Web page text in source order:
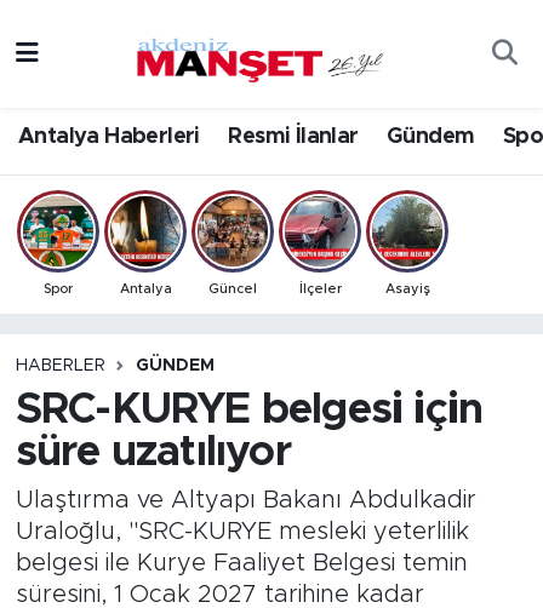
Antalya Haberleri Resmi İlanlar Gündem
Spor Antalya Güncel İlçeler Asayiş
HABERLER GÜNDEM
SRC-KURYE belgesi için
süre uzatılıyor
Ulaştırma ve Altyapı Bakanı Abdulkadir
Uraloğlu, "SRC-KURYE mesleki yeterlilik
belgesi ile Kurye Faaliyet Belgesi temin
süresini, 1 Ocak 2027 tarihine kadar
Bilim & Teknoloji
Eğitim
Ekonomi
Gündem
İlçeler
Kültür- Sanat
Magazin
Antalya Hava Durumu
Antalya Namaz Vakitleri
Antalya Trafik Yoğunluk Haritası
Tüm Manşetler
Son Dakika Haberleri
Haber Arşivi